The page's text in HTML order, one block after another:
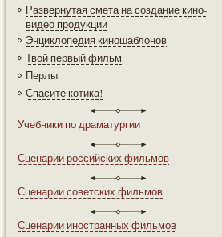
Развернутая смета на создание кино-
видео продукции
Энциклопедия киношаблонов
Твой первый фильм
Перлы
Спасите котика!
Учебники по драматургии
Сценарии российских фильмов
Сценарии советских фильмов
Сценарии иностранных фильмов